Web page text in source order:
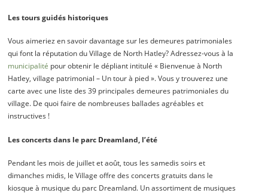
Les tours guidés historiques
Vous aimeriez en savoir davantage sur les demeures patrimoniales
qui font la réputation du Village de North Hatley? Adressez-vous à la
municipalité pour obtenir le dépliant intitulé « Bienvenue à North
Hatley, village patrimonial – Un tour à pied ». Vous y trouverez une
carte avec une liste des 39 principales demeures patrimoniales du
village. De quoi faire de nombreuses ballades agréables et
instructives !
Les concerts dans le parc Dreamland, l’été
Pendant les mois de juillet et août, tous les samedis soirs et
dimanches midis, le Village offre des concerts gratuits dans le
kiosque à musique du parc Dreamland. Un assortiment de musiques